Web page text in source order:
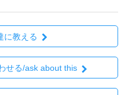
に教える
せる/ask about this